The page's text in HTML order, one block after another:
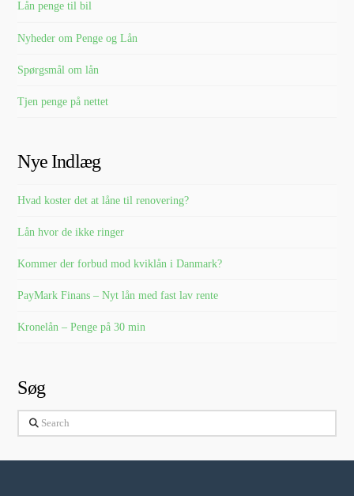
Lån penge til bil
Nyheder om Penge og Lån
Spørgsmål om lån
Tjen penge på nettet
Nye Indlæg
Hvad koster det at låne til renovering?
Lån hvor de ikke ringer
Kommer der forbud mod kviklån i Danmark?
PayMark Finans – Nyt lån med fast lav rente
Kronelån – Penge på 30 min
Søg
Search